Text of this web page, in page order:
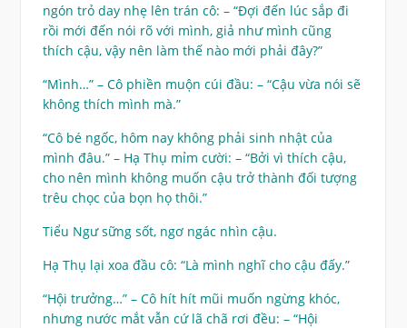
ngón trỏ day nhẹ lên trán cô: – “Đợi đến lúc sắp đi
rồi mới đến nói rõ với mình, giả như mình cũng
thích cậu, vậy nên làm thế nào mới phải đây?”
“Mình…” – Cô phiền muộn cúi đầu: – “Cậu vừa nói sẽ
không thích mình mà.”
“Cô bé ngốc, hôm nay không phải sinh nhật của
mình đâu.” – Hạ Thụ mỉm cười: – “Bởi vì thích cậu,
cho nên mình không muốn cậu trở thành đối tượng
trêu chọc của bọn họ thôi.”
Tiểu Ngư sững sốt, ngơ ngác nhìn cậu.
Hạ Thụ lại xoa đầu cô: “Là mình nghĩ cho cậu đấy.”
“Hội trưởng…” – Cô hít hít mũi muốn ngừng khóc,
nhưng nước mắt vẫn cứ lã chã rơi đều: – “Hội